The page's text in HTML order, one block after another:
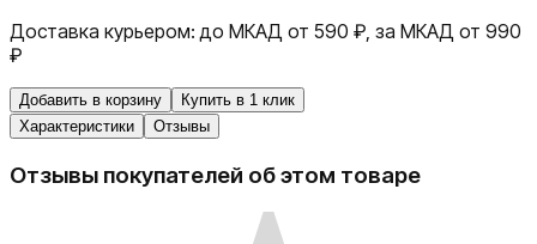
Доставка курьером: до МКАД от 590 ₽, за МКАД от 990
₽
Добавить в корзину
Купить в 1 клик
Характеристики
Отзывы
Отзывы покупателей об этом товаре